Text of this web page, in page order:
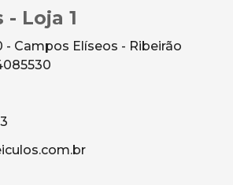
- Loja 1
- Campos Elíseos - Ribeirão